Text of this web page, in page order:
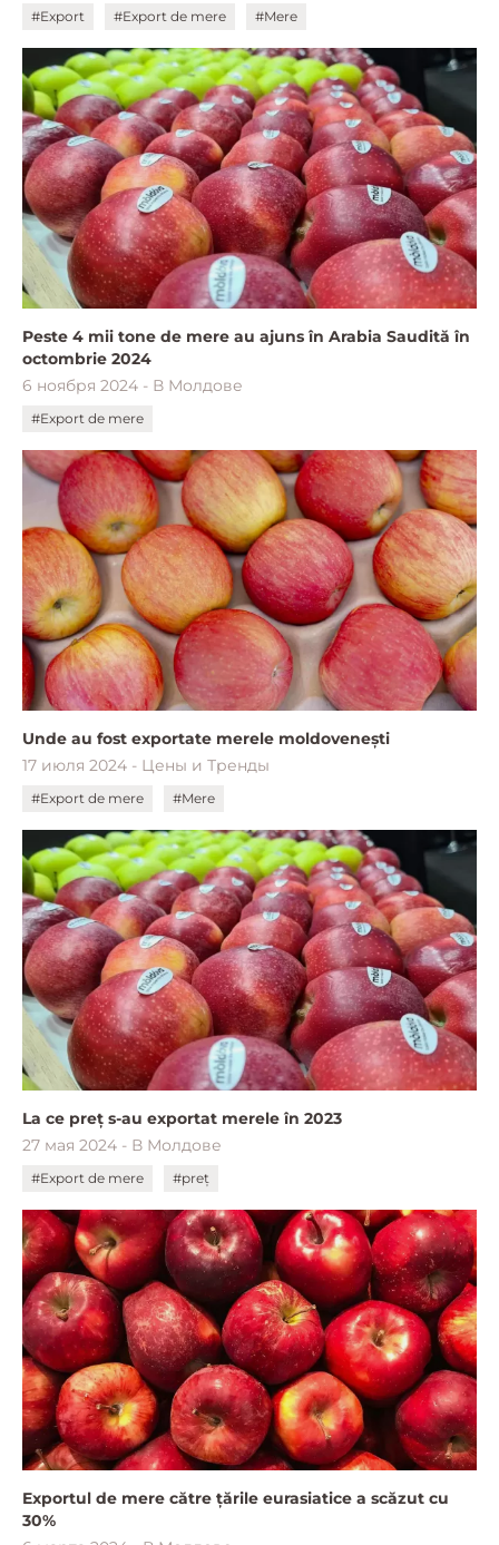
#Export #Export de mere #Mere
Peste 4 mii tone de mere au ajuns în Arabia Saudită în
octombrie 2024
6 ноября 2024 - В Молдове
#Export de mere
Unde au fost exportate merele moldovenești
17 июля 2024 - Цены и Тренды
#Export de mere #Mere
La ce preț s-au exportat merele în 2023
27 мая 2024 - В Молдове
#Export de mere #preț
Exportul de mere către țările eurasiatice a scăzut cu
30%